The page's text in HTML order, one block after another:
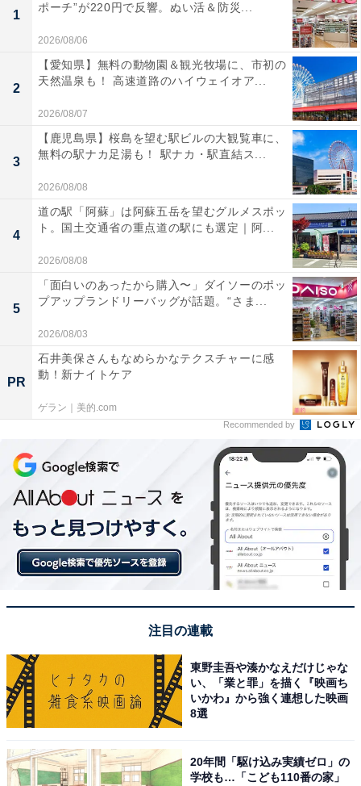
1
ポーチ”が220円で反響。ぬい活＆防災...
2026/08/06
2
【愛知県】無料の動物園＆観光牧場に、市初の
天然温泉も！ 高速道路のハイウェイオア...
2026/08/07
3
【鹿児島県】桜島を望む駅ビルの大観覧車に、
無料の駅ナカ足湯も！ 駅ナカ・駅直結ス...
2026/08/08
4
道の駅「阿蘇」は阿蘇五岳を望むグルメスポッ
ト。国土交通省の重点道の駅にも選定｜阿...
2026/08/08
5
「面白いのあったから購入〜」ダイソーのポッ
プアップランドリーバッグが話題。“さま...
2026/08/03
PR
石井美保さんもなめらかなテクスチャーに感
動！新ナイトケア
ゲラン｜美的.com
Recommended by
注目の連載
東野圭吾や湊かなえだけじゃな
い、「業と罪」を描く『映画ち
いかわ』から強く連想した映画
8選
20年間「駆け込み実績ゼロ」の
学校も…「こども110番の家」